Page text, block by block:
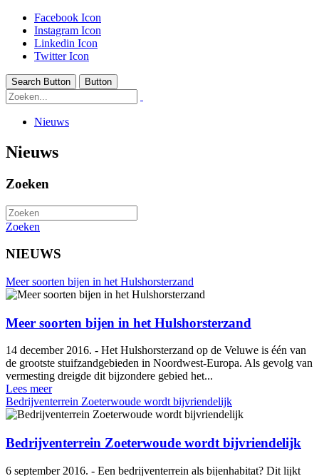
Facebook Icon
Instagram Icon
Linkedin Icon
Twitter Icon
Search Button Button
Nieuws
Nieuws
Zoeken
Zoeken
NIEUWS
Meer soorten bijen in het Hulshorsterzand
Meer soorten bijen in het Hulshorsterzand
14 december 2016. - Het Hulshorsterzand op de Veluwe is één van
de grootste stuifzandgebieden in Noordwest-Europa. Als gevolg van
vermesting dreigde dit bijzondere gebied het...
Lees meer
Bedrijventerrein Zoeterwoude wordt bijvriendelijk
Bedrijventerrein Zoeterwoude wordt bijvriendelijk
6 september 2016. - Een bedrijventerrein als bijenhabitat? Dit lijkt